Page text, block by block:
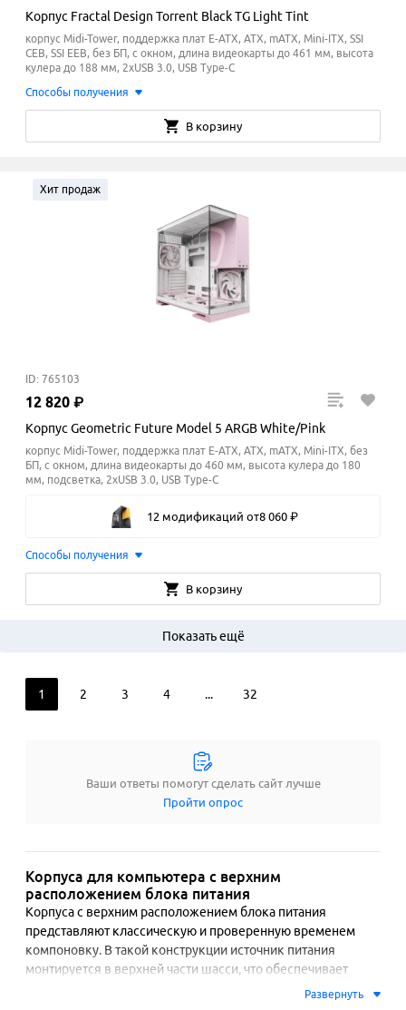
Корпус Fractal Design Torrent Black TG Light Tint
корпус Midi-Tower, поддержка плат E-ATX, ATX, mATX, Mini-ITX, SSI
CEB, SSI EEB, без БП, с окном, длина видеокарты до 461 мм, высота
кулера до 188 мм, 2xUSB 3.0, USB Type-C
Способы получения
В корзину
Хит продаж
ID: 765103
12 820 ₽
Корпус Geometric Future Model 5 ARGB White/Pink
корпус Midi-Tower, поддержка плат E-ATX, ATX, mATX, Mini-ITX, без
БП, с окном, длина видеокарты до 460 мм, высота кулера до 180
мм, подсветка, 2xUSB 3.0, USB Type-C
12 модификаций от8 060 ₽
Способы получения
В корзину
1 2 3 4 ... 32
Показать ещё
Ваши ответы помогут сделать сайт лучше
Пройти опрос
Корпуса для компьютера с верхним
расположением блока питания
Корпуса с верхним расположением блока питания
представляют классическую и проверенную временем
компоновку. В такой конструкции источник питания
монтируется в верхней части шасси, что обеспечивает
естественный отвод тепла от процессора и материнской
Развернуть